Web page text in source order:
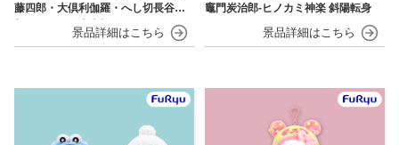
藤四郎・大倶利伽羅・へし切長谷
部・獅子王・火車切～
竈門炭治郎‐ヒノカミ神楽 斜陽転身